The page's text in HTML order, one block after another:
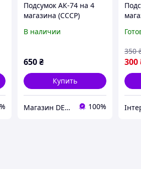
Подсумок АК-74 на 4
магазина (СССР)
В наличии
650 ₴
Купить
Магазин DEFENDER 100%
под
300
350